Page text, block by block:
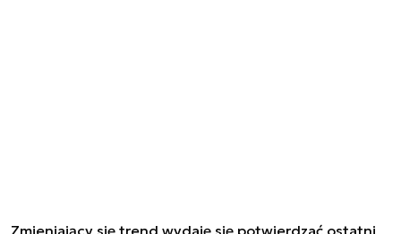
Zmieniający się trend wydaję się potwierdzać ostatni